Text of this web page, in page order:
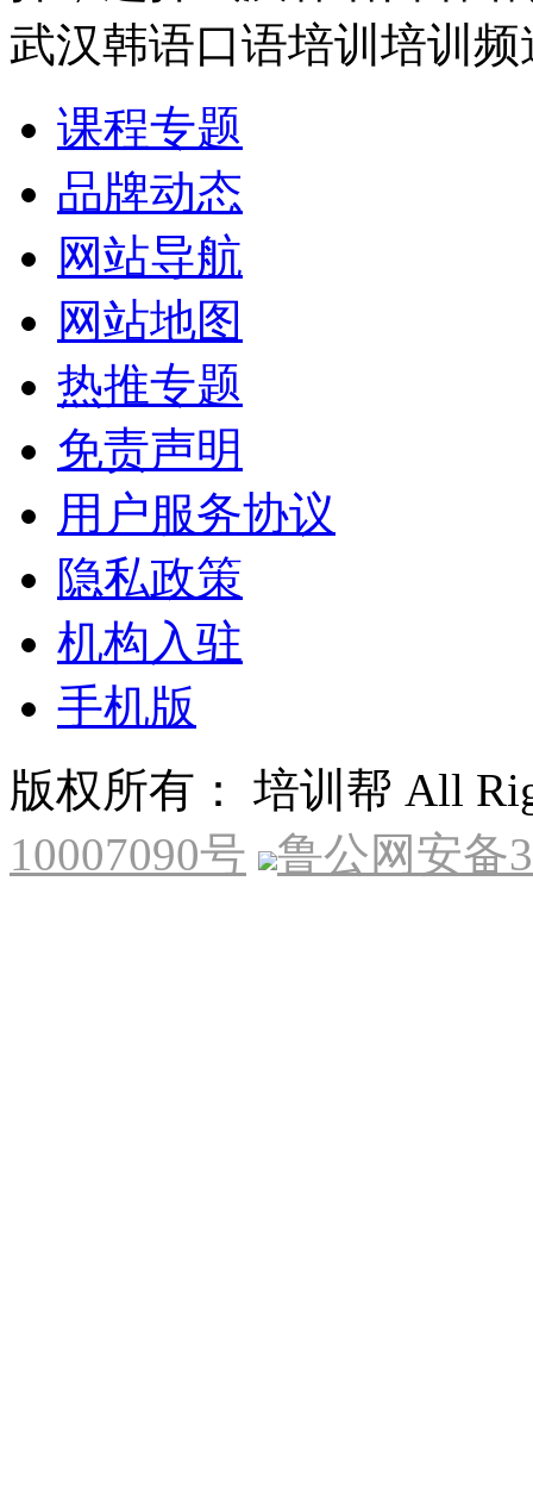
武汉韩语口语培训培训频
课程专题
品牌动态
网站导航
网站地图
热推专题
免责声明
用户服务协议
隐私政策
机构入驻
手机版
版权所有： 培训帮 All
10007090号
鲁公网安备